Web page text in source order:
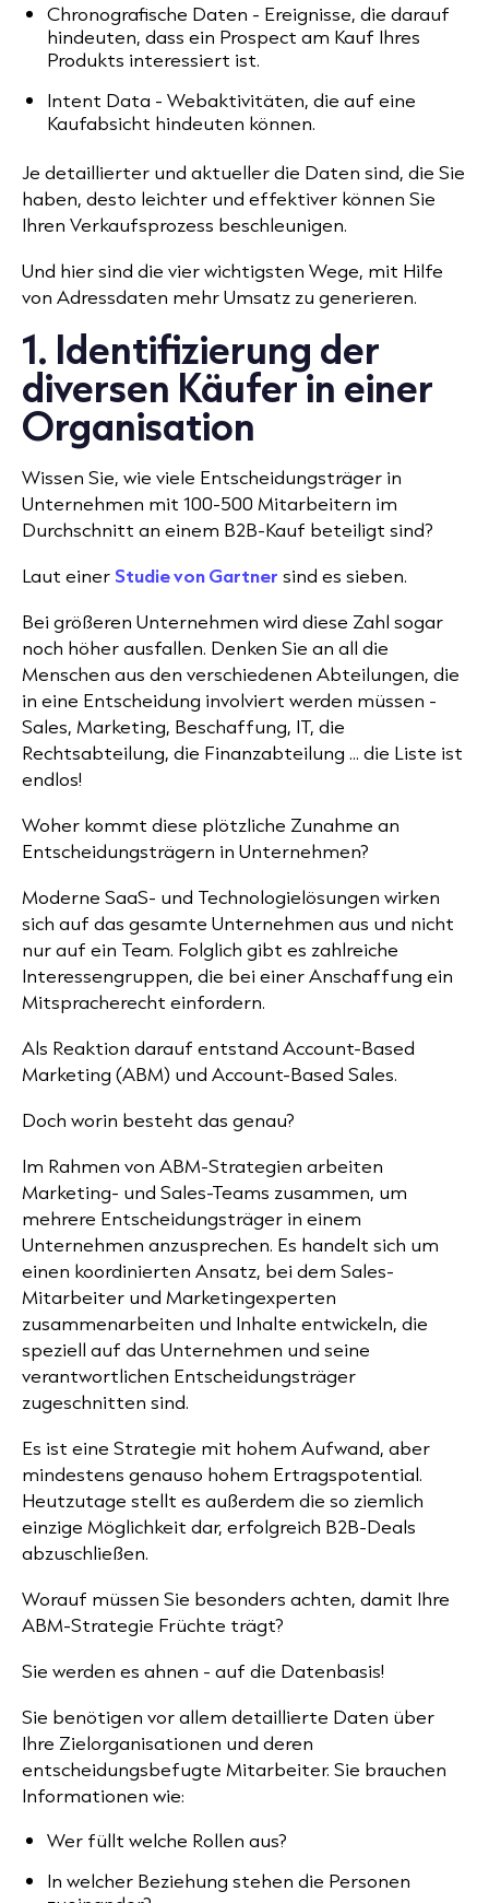
Chronografische Daten - Ereignisse, die darauf
hindeuten, dass ein Prospect am Kauf Ihres
Produkts interessiert ist.
Intent Data - Webaktivitäten, die auf eine
Kaufabsicht hindeuten können.
Je detaillierter und aktueller die Daten sind, die Sie
haben, desto leichter und effektiver können Sie
Ihren Verkaufsprozess beschleunigen.
Und hier sind die vier wichtigsten Wege, mit Hilfe
von Adressdaten mehr Umsatz zu generieren.
1. Identifizierung der
diversen Käufer in einer
Organisation
Wissen Sie, wie viele Entscheidungsträger in
Unternehmen mit 100-500 Mitarbeitern im
Durchschnitt an einem B2B-Kauf beteiligt sind?
Laut einer Studie von Gartner sind es sieben.
Bei größeren Unternehmen wird diese Zahl sogar
noch höher ausfallen. Denken Sie an all die
Menschen aus den verschiedenen Abteilungen, die
in eine Entscheidung involviert werden müssen -
Sales, Marketing, Beschaffung, IT, die
Rechtsabteilung, die Finanzabteilung ... die Liste ist
endlos!
Woher kommt diese plötzliche Zunahme an
Entscheidungsträgern in Unternehmen?
Moderne SaaS- und Technologielösungen wirken
sich auf das gesamte Unternehmen aus und nicht
nur auf ein Team. Folglich gibt es zahlreiche
Interessengruppen, die bei einer Anschaffung ein
Mitspracherecht einfordern.
Als Reaktion darauf entstand Account-Based
Marketing (ABM) und Account-Based Sales.
Doch worin besteht das genau?
Im Rahmen von ABM-Strategien arbeiten
Marketing- und Sales-Teams zusammen, um
mehrere Entscheidungsträger in einem
Unternehmen anzusprechen. Es handelt sich um
einen koordinierten Ansatz, bei dem Sales-
Mitarbeiter und Marketingexperten
zusammenarbeiten und Inhalte entwickeln, die
speziell auf das Unternehmen und seine
verantwortlichen Entscheidungsträger
zugeschnitten sind.
Es ist eine Strategie mit hohem Aufwand, aber
mindestens genauso hohem Ertragspotential.
Heutzutage stellt es außerdem die so ziemlich
einzige Möglichkeit dar, erfolgreich B2B-Deals
abzuschließen.
Worauf müssen Sie besonders achten, damit Ihre
ABM-Strategie Früchte trägt?
Sie werden es ahnen - auf die Datenbasis!
Sie benötigen vor allem detaillierte Daten über
Ihre Zielorganisationen und deren
entscheidungsbefugte Mitarbeiter. Sie brauchen
Informationen wie:
Wer füllt welche Rollen aus?
In welcher Beziehung stehen die Personen